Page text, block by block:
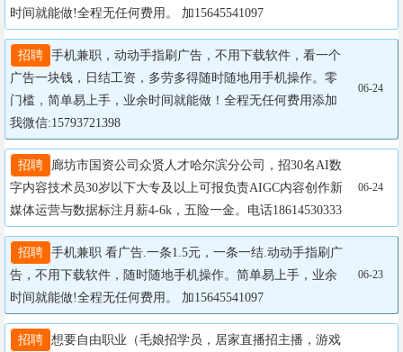
时间就能做!全程无任何费用。 加15645541097
招聘 手机兼职，动动手指刷广告，不用下载软件，看一个
广告一块钱，日结工资，多劳多得随时随地用手机操作。零
门槛，简单易上手，业余时间就能做！全程无任何费用添加
我微信:15793721398
06-24
招聘
廊坊市国资公司众贤人才哈尔滨分公司，招30名AI数
字内容技术员30岁以下大专及以上可报负责AIGC内容创作新
媒体运营与数据标注月薪4-6k，五险一金。电话18614530333
06-24
招聘 手机兼职 看广告.一条1.5元，一条一结.动动手指刷广
告，不用下载软件，随时随地手机操作。简单易上手，业余
时间就能做!全程无任何费用。 加15645541097
06-23
招聘 想要自由职业（毛娘招学员，居家直播招主播，游戏